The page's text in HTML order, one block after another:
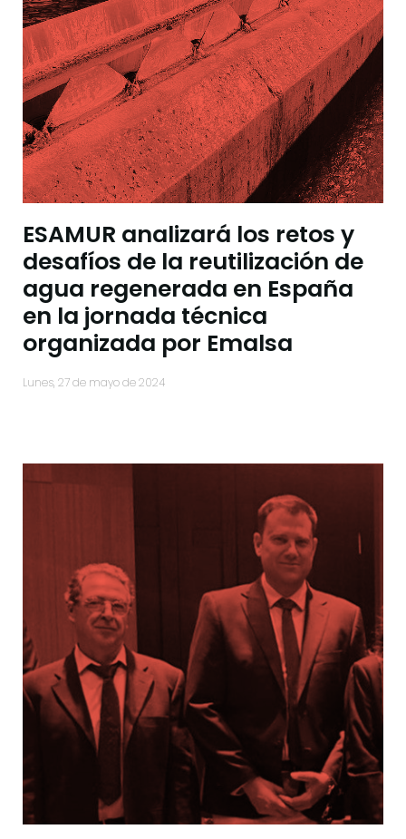
ESAMUR analizará los retos y
desafíos de la reutilización de
agua regenerada en España
en la jornada técnica
organizada por Emalsa
lunes, 27 de mayo de 2024